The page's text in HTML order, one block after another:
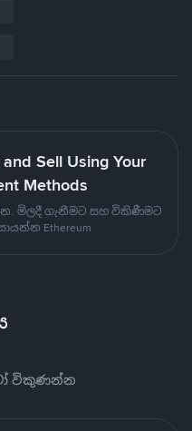
Sell Using Your
Methods
මිලදී ගැනීමට සහ විකිණීමට
Ethereum
විකුණන්න